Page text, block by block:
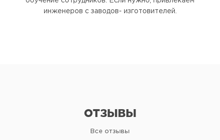
инженеров с заводов- изготовителей.
ОТЗЫВЫ
Все отзывы